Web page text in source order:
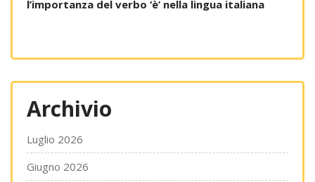
l’importanza del verbo ‘è’ nella lingua italiana
Archivio
Luglio 2026
Giugno 2026